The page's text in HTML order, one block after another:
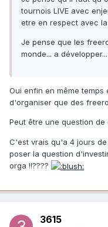
tournois LIVE avec
etre en respect avec la
Je pense que les
monde... a développer...
Oui enfin en même
d'organiser que des
Peut être une question de
C'est vrais qu'a 4 jours
poser la question
orga !!????
3615